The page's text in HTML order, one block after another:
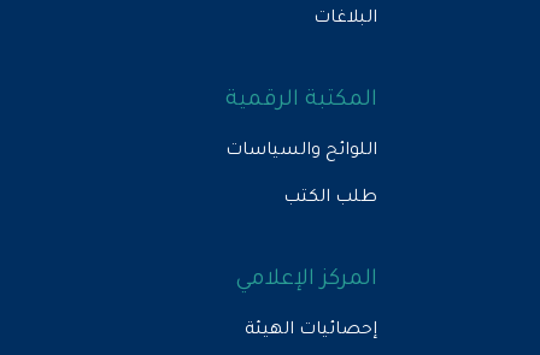
البلاغات
المكتبة الرقمية
اللوائح والسياسات
طلب الكتب
المركز الإعلامي
إحصائيات الهيئة